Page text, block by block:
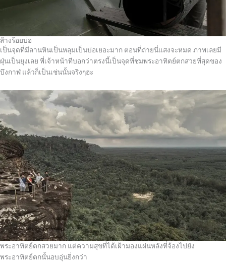
ส้างร้อยบ่อ
เป็นจุดที่มีลานหินเป็นหลุมเป็นบ่อเยอะมาก ตอนที่ถ่ายนี่แสงจะหมด ภาพเลยมี
ฝุ่นเป็นยุงเลย พี่เจ้าหน้าทีบอกว่าตรงนี้เป็นจุดที่ชมพระอาทิตย์ตกสวยที่สุดของ
บึงกาฬ แล้วก็เป็นเช่นนั้นจริงๆฮะ
พระอาทิตย์ตกสวยมาก แต่ความสุขที่ได้เฝ้ามองแผ่นหลังที่จ้องไปยัง
พระอาทิตย์ตกนั้นอบอุ่นยิ่งกว่า